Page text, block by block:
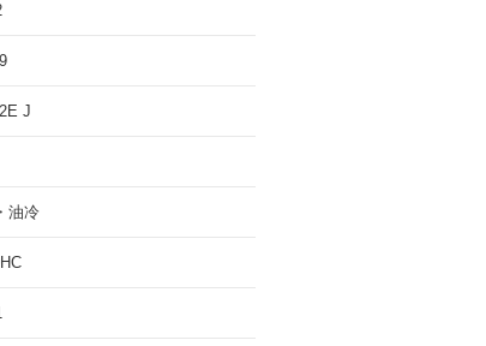
J
油冷